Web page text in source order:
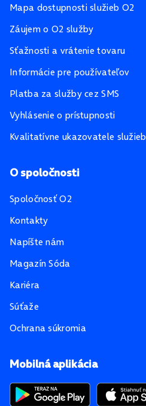
Mobilná aplikácia
Mapa dostupnosti služieb O2
Záujem o O2 služby
Sťažnosti a vrátenie tovaru
Informácie pre používateľov
Platba za služby cez SMS
Vyhlásenie o prístupnosti
Kvalitatívne ukazovatele služieb
O spoločnosti
Spoločnosť O2
Kontakty
Napíšte nám
Magazín Sóda
Kariéra
Súťaže
Ochrana súkromia